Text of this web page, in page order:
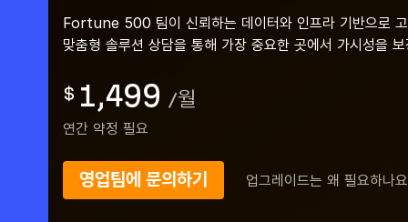
Fortune 500 팀이 신뢰하는 데이터와 인프라 기반으로 고
맞춤형 솔루션 상담을 통해 가장 중요한 곳에서 가시성을
$ 1,499 /월
연간 약정 필요
영업팀에 문의하기 업그레이드는 왜 필요하나